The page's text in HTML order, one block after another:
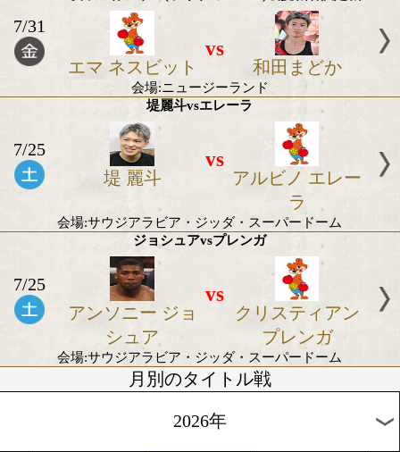
WBC世界フェザー級タイトルマッチ
7/4
ブルース カリン
トン
vs
レネ パラシ
会場:米国・オハイオ州クリーブランド
2026年7月のボクモバ注目試
WBA女子世界アトム(ライトミニマム)級挑戦者
エマ ネスビット 和田まど
会場:ニュージーランド
堤麗斗vsエレーラ